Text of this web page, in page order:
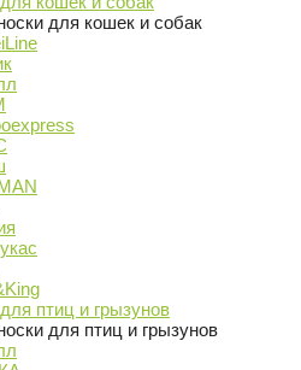
для кошек и собак
птиц и грызунов
для птиц и грызунов